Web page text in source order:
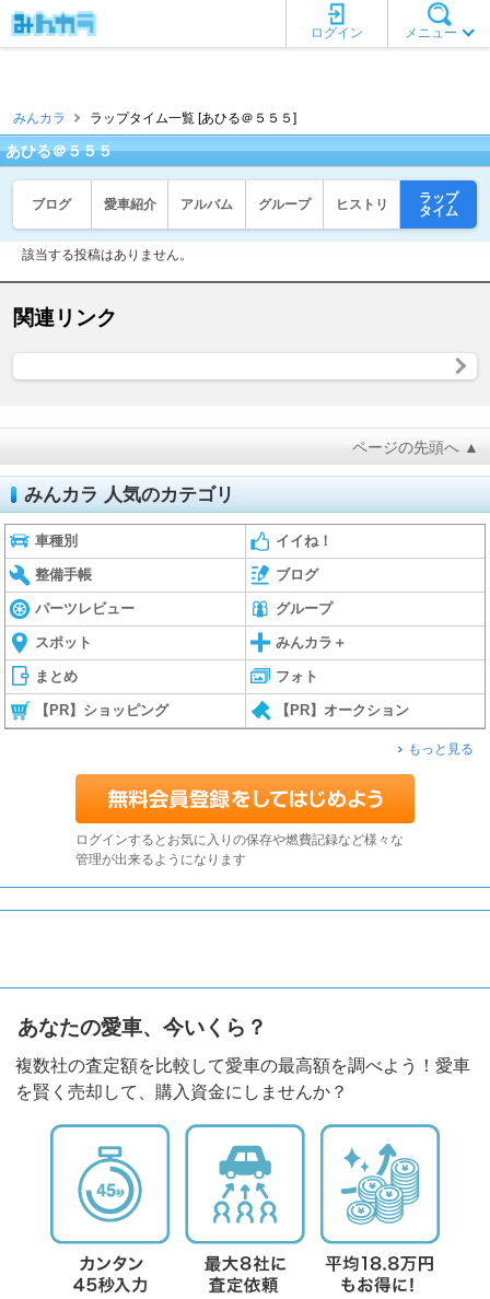
メニュー
ログイン
みんカラ ラップタイム一覧 [あひる＠５５５]
あひる＠５５５
ブログ 愛車紹介 アルバム グループ ヒストリ
ラップ
タイム
該当する投稿はありません。
関連リンク
ページの先頭へ ▲
みんカラ 人気のカテゴリ
車種別 イイね！
整備手帳 ブログ
パーツレビュー グループ
スポット みんカラ＋
まとめ フォト
【PR】ショッピング 【PR】オークション
もっと見る
ログインするとお気に入りの保存や燃費記録など様々な
管理が出来るようになります
あなたの愛車、今いくら？
複数社の査定額を比較して愛車の最高額を調べよう！愛車
を賢く売却して、購入資金にしませんか？